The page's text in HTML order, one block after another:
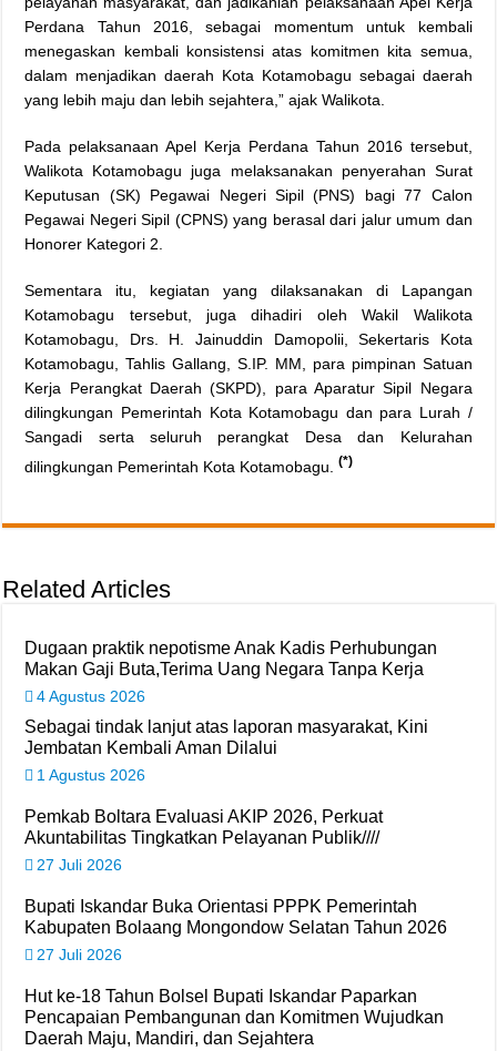
Perdana Tahun 2016, sebagai momentum untuk kembali
menegaskan kembali konsistensi atas komitmen kita semua,
dalam menjadikan daerah Kota Kotamobagu sebagai daerah
yang lebih maju dan lebih sejahtera,” ajak Walikota.
Pada pelaksanaan Apel Kerja Perdana Tahun 2016 tersebut,
Walikota Kotamobagu juga melaksanakan penyerahan Surat
Keputusan (SK) Pegawai Negeri Sipil (PNS) bagi 77 Calon
Pegawai Negeri Sipil (CPNS) yang berasal dari jalur umum dan
Honorer Kategori 2.
Sementara itu, kegiatan yang dilaksanakan di Lapangan
Kotamobagu tersebut, juga dihadiri oleh Wakil Walikota
Kotamobagu, Drs. H. Jainuddin Damopolii, Sekertaris Kota
Kotamobagu, Tahlis Gallang, S.IP. MM, para pimpinan Satuan
Kerja Perangkat Daerah (SKPD), para Aparatur Sipil Negara
dilingkungan Pemerintah Kota Kotamobagu dan para Lurah /
Sangadi serta seluruh perangkat Desa dan Kelurahan
dilingkungan Pemerintah Kota Kotamobagu.(*)
Related Articles
Dugaan praktik nepotisme Anak Kadis Perhubungan
Makan Gaji Buta,Terima Uang Negara Tanpa Kerja
4 Agustus 2026
Sebagai tindak lanjut atas laporan masyarakat, Kini
Jembatan Kembali Aman Dilalui
1 Agustus 2026
Pemkab Boltara Evaluasi AKIP 2026, Perkuat
Akuntabilitas Tingkatkan Pelayanan Publik////
27 Juli 2026
Bupati Iskandar Buka Orientasi PPPK Pemerintah
Kabupaten Bolaang Mongondow Selatan Tahun 2026
27 Juli 2026
Hut ke-18 Tahun Bolsel Bupati Iskandar Paparkan
Pencapaian Pembangunan dan Komitmen Wujudkan
Daerah Maju, Mandiri, dan Sejahtera